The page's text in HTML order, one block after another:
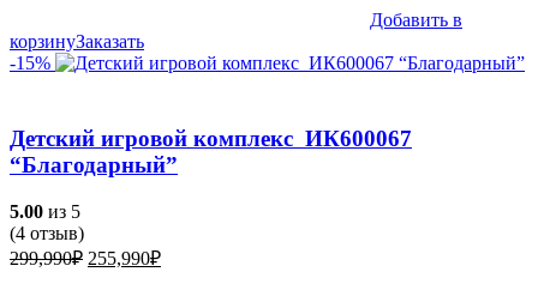
Добавить в
корзинуЗаказать
-15%
Детский игровой комплекс ИК600067
“Благодарный”
5.00 из 5
(4 отзыв)
299,990₽ Первоначальная
255,990₽Текущая